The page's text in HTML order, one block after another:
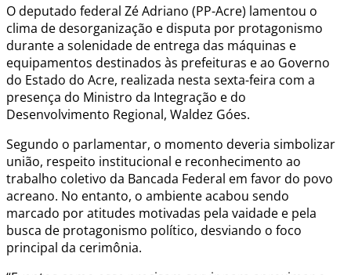
O deputado federal Zé Adriano (PP-Acre) lamentou o
clima de desorganização e disputa por protagonismo
durante a solenidade de entrega das máquinas e
equipamentos destinados às prefeituras e ao Governo
do Estado do Acre, realizada nesta sexta-feira com a
presença do Ministro da Integração e do
Desenvolvimento Regional, Waldez Góes.
Segundo o parlamentar, o momento deveria simbolizar
união, respeito institucional e reconhecimento ao
trabalho coletivo da Bancada Federal em favor do povo
acreano. No entanto, o ambiente acabou sendo
marcado por atitudes motivadas pela vaidade e pela
busca de protagonismo político, desviando o foco
principal da cerimônia.